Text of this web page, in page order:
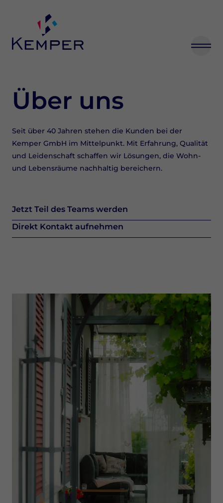
Über uns
Seit über 40 Jahren stehen die Kunden bei der
Kemper GmbH im Mittelpunkt. Mit Erfahrung, Qualität
und Leidenschaft schaffen wir Lösungen, die Wohn-
und Lebensräume nachhaltig bereichern.
Jetzt Teil des Teams werden
Direkt Kontakt aufnehmen